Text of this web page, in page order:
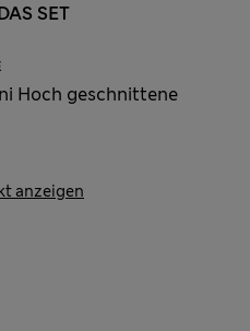
SET
Hoch geschnittene
anzeigen